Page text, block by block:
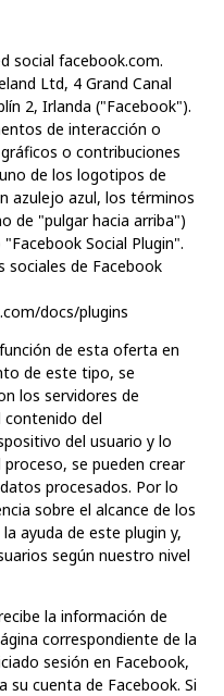
social facebook.com.
Ltd, 4 Grand Canal
2, Irlanda ("Facebook").
de interacción o
o contribuciones
de los logotipos de
azulejo azul, los términos
de "pulgar hacia arriba")
Social Plugin".
sociales de Facebook
docs/plugins
de esta oferta en
de este tipo, se
los servidores de
contenido del
del usuario y lo
se pueden crear
procesados. Por lo
sobre el alcance de los
ayuda de este plugin y,
según nuestro nivel
la información de
correspondiente de la
sesión en Facebook,
su cuenta de Facebook. Si